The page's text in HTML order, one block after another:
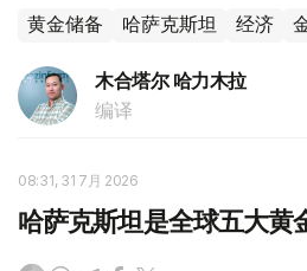
黄金储备 哈萨克斯坦 经济
木合塔尔 哈力木拉
编译
08:31, 31 7月 2026
哈萨克斯坦是全球五大黄